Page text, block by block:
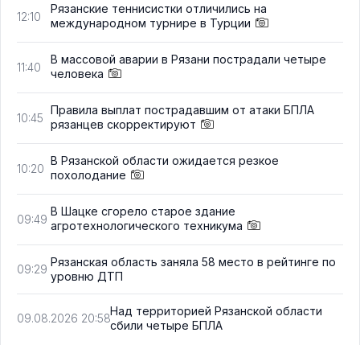
12:10
Рязанские теннисистки отличились на
международном турнире в Турции
11:40
В массовой аварии в Рязани пострадали четыре
человека
10:45
Правила выплат пострадавшим от атаки БПЛА
рязанцев скорректируют
10:20
В Рязанской области ожидается резкое
похолодание
09:49
В Шацке сгорело старое здание
агротехнологического техникума
09:29
Рязанская область заняла 58 место в рейтинге по
уровню ДТП
09.08.2026 20:58
Над территорией Рязанской области
сбили четыре БПЛА